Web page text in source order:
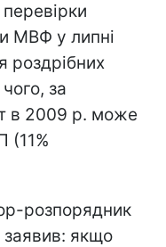
МВФ у липні
роздрібних
за
в 2009 р. може
(11%
розпорядник
заявив: якщо